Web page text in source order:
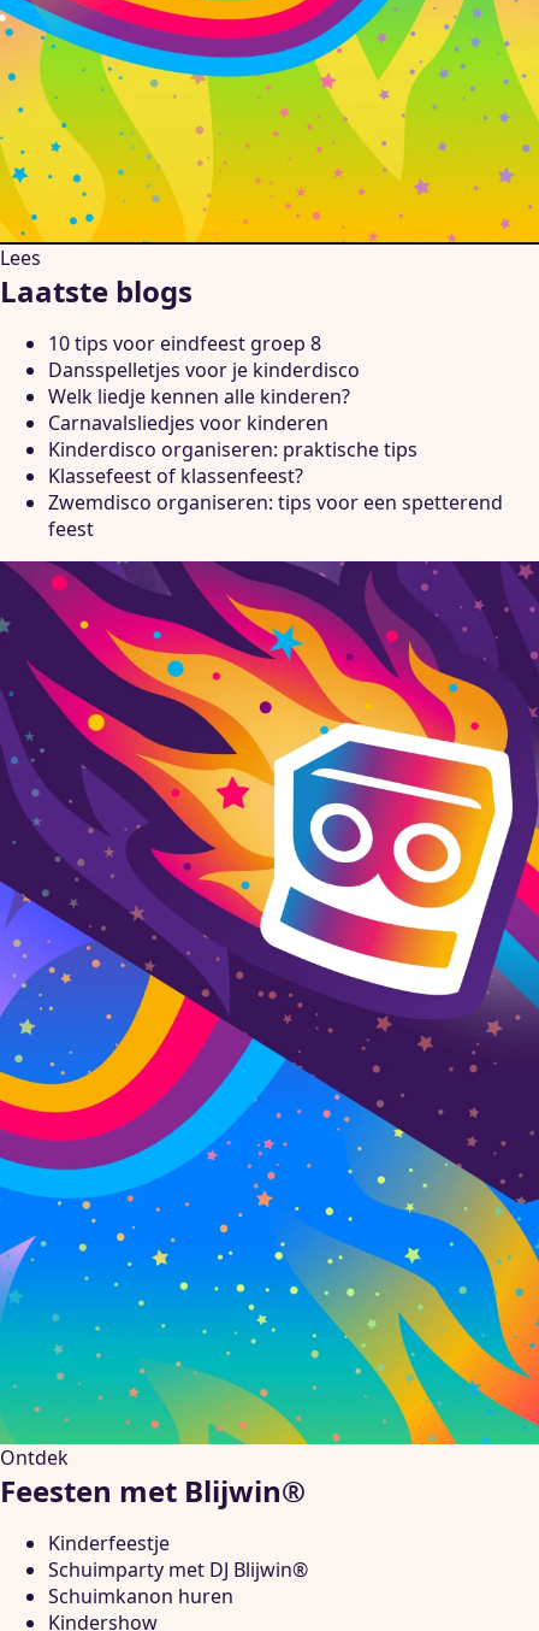
Lees
Laatste blogs
10 tips voor eindfeest groep 8
Dansspelletjes voor je kinderdisco
Welk liedje kennen alle kinderen?
Carnavalsliedjes voor kinderen
Kinderdisco organiseren: praktische tips
Klassefeest of klassenfeest?
Zwemdisco organiseren: tips voor een spetterend
feest
Ontdek
Feesten met Blijwin®
Kinderfeestje
Schuimparty met DJ Blijwin®
Schuimkanon huren
Kindershow